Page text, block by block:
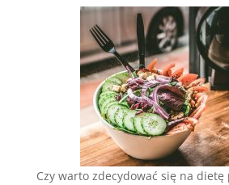
Czy warto zdecydować się na dietę